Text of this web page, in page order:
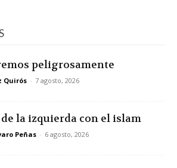
peligrosamente
Quirós - 7 agosto, 2026
la izquierda con el islam
Peñas - 6 agosto, 2026